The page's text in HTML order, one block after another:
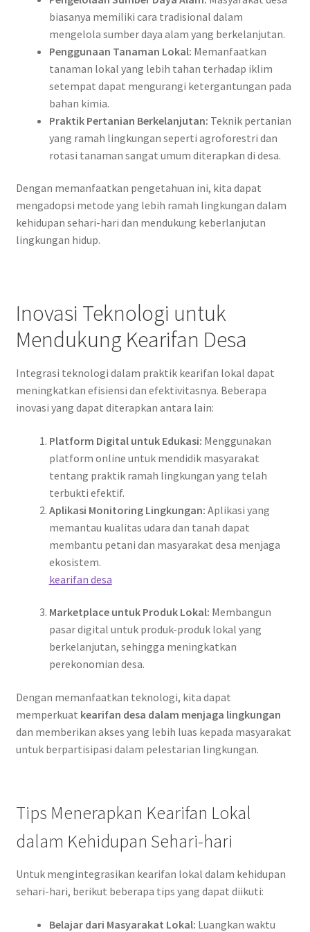
biasanya memiliki cara tradisional dalam
mengelola sumber daya alam yang berkelanjutan.
Penggunaan Tanaman Lokal: Memanfaatkan
tanaman lokal yang lebih tahan terhadap iklim
setempat dapat mengurangi ketergantungan pada
bahan kimia.
Praktik Pertanian Berkelanjutan: Teknik pertanian
yang ramah lingkungan seperti agroforestri dan
rotasi tanaman sangat umum diterapkan di desa.
Dengan memanfaatkan pengetahuan ini, kita dapat
mengadopsi metode yang lebih ramah lingkungan dalam
kehidupan sehari-hari dan mendukung keberlanjutan
lingkungan hidup.
Inovasi Teknologi untuk
Mendukung Kearifan Desa
Integrasi teknologi dalam praktik kearifan lokal dapat
meningkatkan efisiensi dan efektivitasnya. Beberapa
inovasi yang dapat diterapkan antara lain:
Platform Digital untuk Edukasi: Menggunakan
platform online untuk mendidik masyarakat
tentang praktik ramah lingkungan yang telah
terbukti efektif.
Aplikasi Monitoring Lingkungan: Aplikasi yang
memantau kualitas udara dan tanah dapat
membantu petani dan masyarakat desa menjaga
ekosistem.
kearifan desa
Marketplace untuk Produk Lokal: Membangun
pasar digital untuk produk-produk lokal yang
berkelanjutan, sehingga meningkatkan
perekonomian desa.
Dengan memanfaatkan teknologi, kita dapat
memperkuat kearifan desa dalam menjaga lingkungan
dan memberikan akses yang lebih luas kepada masyarakat
untuk berpartisipasi dalam pelestarian lingkungan.
Tips Menerapkan Kearifan Lokal
dalam Kehidupan Sehari-hari
Untuk mengintegrasikan kearifan lokal dalam kehidupan
sehari-hari, berikut beberapa tips yang dapat diikuti:
Belajar dari Masyarakat Lokal: Luangkan waktu